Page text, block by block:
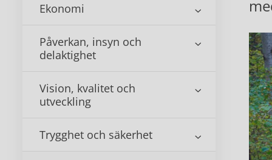
Ekonomi
Påverkan, insyn och
delaktighet
Vision, kvalitet och
utveckling
Trygghet och säkerhet